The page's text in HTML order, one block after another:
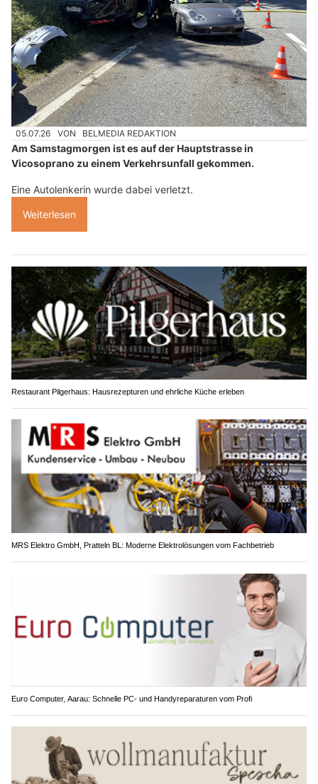
05.07.26 VON BELMEDIA REDAKTION
Am Samstagmorgen ist es auf der Hauptstrasse in
Vicosoprano zu einem Verkehrsunfall gekommen.
Eine Autolenkerin wurde dabei verletzt.
Weiterlesen
Restaurant Pilgerhaus: Hausrezepturen und ehrliche Küche erleben
MRS Elektro GmbH, Pratteln BL: Moderne Elektrolösungen vom Fachbetrieb
Euro Computer, Aarau: Schnelle PC- und Handyreparaturen vom Profi